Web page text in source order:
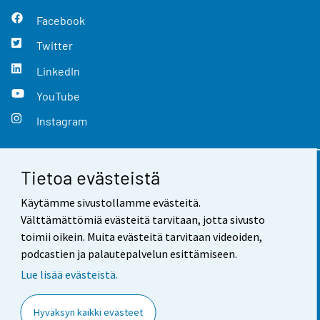
Tietoa evästeistä
Käytämme sivustollamme evästeitä.
Välttämättömiä evästeitä tarvitaan, jotta sivusto
toimii oikein. Muita evästeitä tarvitaan videoiden,
podcastien ja palautepalvelun esittämiseen.
Lue lisää evästeistä.
Hyväksyn kaikki evästeet
Facebook
Twitter
LinkedIn
YouTube
Instagram
Yhteystiedot
Palaute
Käyttöehdot
Saavutettavuus